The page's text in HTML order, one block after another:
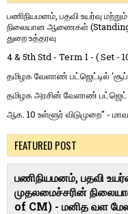
பணிநியமனம், பதவி உயர்வு
நிலையான ஆணைகள்
துறை உத்தரவு
4 & 5th Std - Term 1 - ( Set -
தமிழக வேளாண் பட்ஜெட்டில்
தமிழக அரசின் வேளாண்
ஆக. 10 உள்ளூர் விடுமுறை" -
FEATURED POST
பணிநியமனம், பதவி
முதலமைச்சரின்
of CM) - மனித வள